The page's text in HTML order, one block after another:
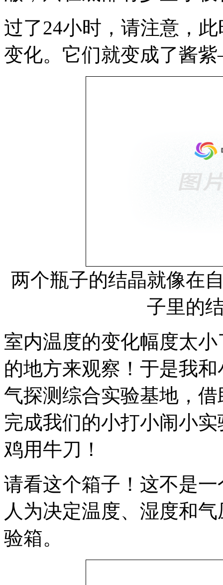
过了24小时，请注意，
变化。它们就变成了酱
两个瓶子的结晶就像在
子里的
室内温度的变化幅度太
的地方来观察！于是我
气探测综合实验基地，
完成我们的小打小闹小
鸡用牛刀！
请看这个箱子！这不是
人为决定温度、湿度和
验箱。